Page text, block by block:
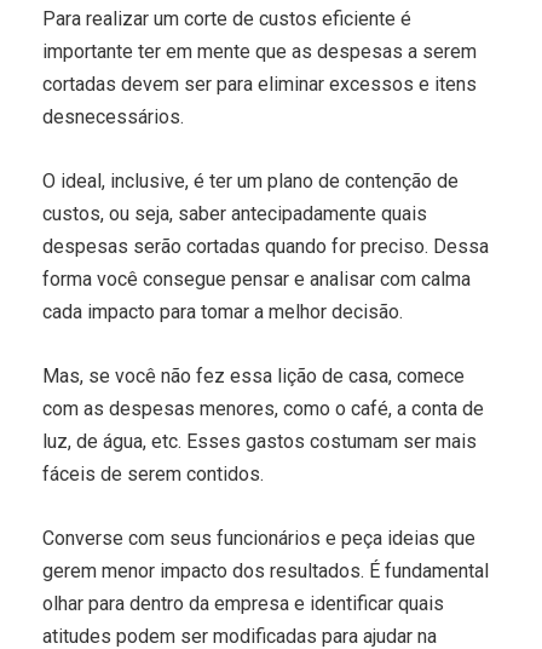
Para realizar um corte de custos eficiente é
importante ter em mente que as despesas a serem
cortadas devem ser para eliminar excessos e itens
desnecessários.
O ideal, inclusive, é ter um plano de contenção de
custos, ou seja, saber antecipadamente quais
despesas serão cortadas quando for preciso. Dessa
forma você consegue pensar e analisar com calma
cada impacto para tomar a melhor decisão.
Mas, se você não fez essa lição de casa, comece
com as despesas menores, como o café, a conta de
luz, de água, etc. Esses gastos costumam ser mais
fáceis de serem contidos.
Converse com seus funcionários e peça ideias que
gerem menor impacto dos resultados. É fundamental
olhar para dentro da empresa e identificar quais
atitudes podem ser modificadas para ajudar na